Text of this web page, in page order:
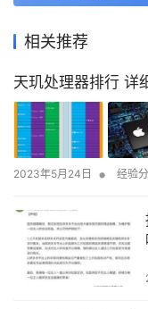
相关推荐
天玑处理器排行 详
2023年5月24日 • 经验